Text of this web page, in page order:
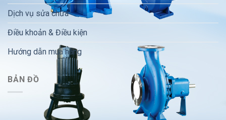
Dịch vụ sửa chữa
Điều khoản & Điều kiện
Hướng dẫn mua hàng
BẢN ĐỒ